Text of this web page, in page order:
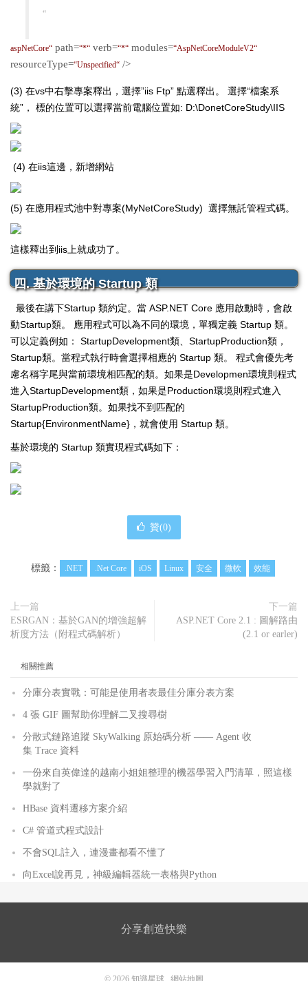
“
aspNetCore“ path=“*“ verb=“*“ modules=“AspNetCoreModuleV2“
resourceType=“Unspecified“ />
(3) 在vs中右擊專案釋出，選擇”iis Ftp” 點選釋出。 選擇“檔案系
統”， 標的位置可以選擇當前電腦位置如: D:\DonetCoreStudy\IIS
(4) 在iis這邊，新增網站
(5) 在應用程式池中對專案(MyNetCoreStudy) 選擇無託管程式碼。
這樣釋出到iis上就成功了。
四. 基於環境的 Startup 類
最後在講下Startup 類約定。當 ASP.NET Core 應用啟動時，會啟
動Startup類。 應用程式可以為不同的環境，單獨定義 Startup 類。
可以定義例如： StartupDevelopment類、StartupProduction類，
Startup類。當程式執行時會選擇相應的 Startup 類。 程式會優先考
慮名稱字尾與當前環境相匹配的類。如果是Developmen環境則程式
進入StartupDevelopment類，如果是Production環境則程式進入
StartupProduction類。如果找不到匹配的
Startup{EnvironmentName}，就會使用 Startup 類。
基於環境的 Startup 類實現程式碼如下：
贊(0)
標籤： .NET .Net Core iOS Linux 安全 微軟 效能
上一篇
ESRGAN：基於GAN的增強超解
析度方法（附程式碼解析）
下一篇
ASP.NET Core 2.1 : 圖解路由
(2.1 or earler)
相關推薦
分庫分表實戰：可能是使用者表最佳分庫分表方案
4 張 GIF 圖幫助你理解二叉搜尋樹
分散式鏈路追蹤 SkyWalking 原始碼分析 —— Agent 收
集 Trace 資料
一份來自英偉達的越南小姐姐整理的機器學習入門清單，照這樣
學就對了
HBase 資料遷移方案介紹
C# 管道式程式設計
不會SQL註入，連漫畫都看不懂了
向Excel說再見，神級編輯器統一表格與Python
分享創造快樂
© 2026 知識星球 網站地圖